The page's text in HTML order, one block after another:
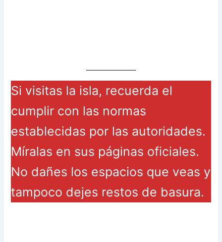
Si visitas la isla, recuerda el
cumplir con las normas
establecidas por las autoridades.
Míralas en sus páginas oficiales.
No dañes los espacios que veas y
tampoco dejes restos de basura.